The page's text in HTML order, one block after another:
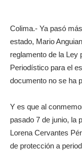
Colima.- Ya pasó
estado, Mario
reglamento de la Ley
Periodístico para el
documento no se ha
Y es que al
pasado 7 de junio, la
Lorena Cervantes
de protección a